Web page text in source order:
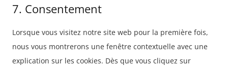
7. Consentement
Lorsque vous visitez notre site web pour la première fois,
nous vous montrerons une fenêtre contextuelle avec une
explication sur les cookies. Dès que vous cliquez sur